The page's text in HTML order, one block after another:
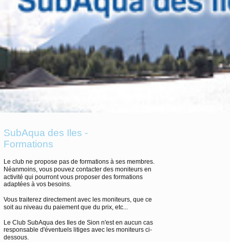
SubAqua des Iles -
Formations
Le club ne propose pas de formations à ses membres.
Néanmoins, vous pouvez contacter des moniteurs en
activité qui pourront vous proposer des formations
adaptées à vos besoins.
Vous traiterez directement avec les moniteurs, que ce
soit au niveau du paiement que du prix, etc...
Le Club SubAqua des Iles de Sion n'est en aucun cas
responsable d'éventuels litiges avec les moniteurs ci-
dessous.